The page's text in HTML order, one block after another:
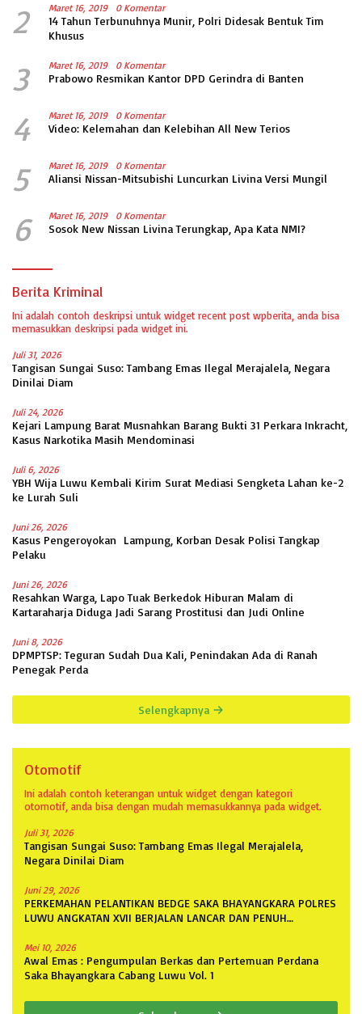
2 Maret 16, 2019 0 Komentar
14 Tahun Terbunuhnya Munir, Polri Didesak Bentuk Tim
Khusus
3 Maret 16, 2019 0 Komentar
Prabowo Resmikan Kantor DPD Gerindra di Banten
4 Maret 16, 2019 0 Komentar
Video: Kelemahan dan Kelebihan All New Terios
5 Maret 16, 2019 0 Komentar
Aliansi Nissan-Mitsubishi Luncurkan Livina Versi Mungil
6 Maret 16, 2019 0 Komentar
Sosok New Nissan Livina Terungkap, Apa Kata NMI?
Berita Kriminal
Ini adalah contoh deskripsi untuk widget recent post wpberita, anda bisa
memasukkan deskripsi pada widget ini.
Juli 31, 2026
Tangisan Sungai Suso: Tambang Emas Ilegal Merajalela, Negara
Dinilai Diam
Juli 24, 2026
Kejari Lampung Barat Musnahkan Barang Bukti 31 Perkara Inkracht,
Kasus Narkotika Masih Mendominasi
Juli 6, 2026
YBH Wija Luwu Kembali Kirim Surat Mediasi Sengketa Lahan ke-2
ke Lurah Suli
Juni 26, 2026
Kasus Pengeroyokan Lampung, Korban Desak Polisi Tangkap
Pelaku
Juni 26, 2026
Resahkan Warga, Lapo Tuak Berkedok Hiburan Malam di
Kartaraharja Diduga Jadi Sarang Prostitusi dan Judi Online
Juni 8, 2026
DPMPTSP: Teguran Sudah Dua Kali, Penindakan Ada di Ranah
Penegak Perda
Selengkapnya
Otomotif
Ini adalah contoh keterangan untuk widget dengan kategori
otomotif, anda bisa dengan mudah memasukkannya pada widget.
Juli 31, 2026
Tangisan Sungai Suso: Tambang Emas Ilegal Merajalela,
Negara Dinilai Diam
Juni 29, 2026
PERKEMAHAN PELANTIKAN BEDGE SAKA BHAYANGKARA POLRES
LUWU ANGKATAN XVII BERJALAN LANCAR DAN PENUH
Mei 10, 2026
Awal Emas : Pengumpulan Berkas dan Pertemuan Perdana
Saka Bhayangkara Cabang Luwu Vol. 1